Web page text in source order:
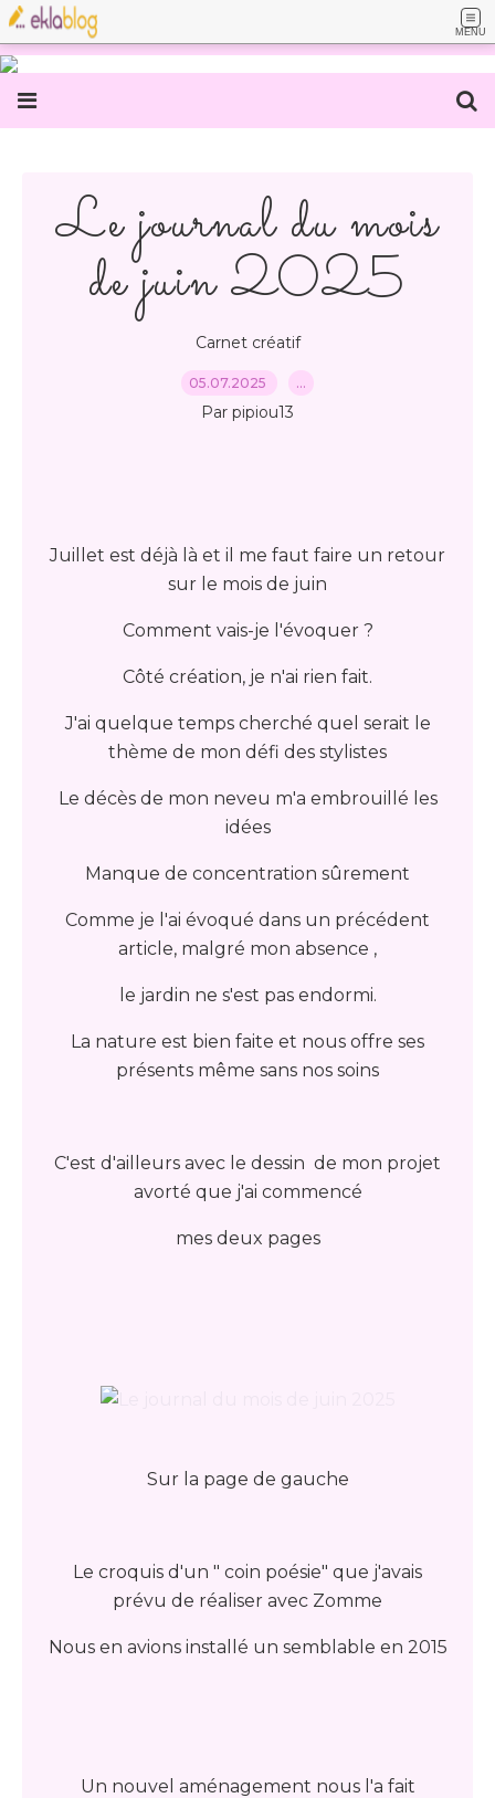
MENU
Le journal du mois
de juin 2025
Carnet créatif
05.07.2025 …
Par pipiou13
Juillet est déjà là et il me faut faire un retour
sur le mois de juin
Comment vais-je l'évoquer ?
Côté création, je n'ai rien fait.
J'ai quelque temps cherché quel serait le
thème de mon défi des stylistes
Le décès de mon neveu m'a embrouillé les
idées
Manque de concentration sûrement
Comme je l'ai évoqué dans un précédent
article, malgré mon absence ,
le jardin ne s'est pas endormi.
La nature est bien faite et nous offre ses
présents même sans nos soins
C'est d'ailleurs avec le dessin de mon projet
avorté que j'ai commencé
mes deux pages
Sur la page de gauche
Le croquis d'un " coin poésie" que j'avais
prévu de réaliser avec Zomme
Nous en avions installé un semblable en 2015
Un nouvel aménagement nous l'a fait